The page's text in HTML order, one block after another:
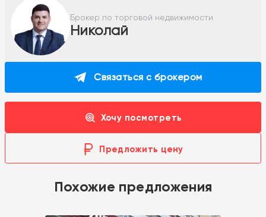
Брокер по торговой недвижимости
Николай
Связаться с брокером
Хочу посмотреть
Предложить цену
Похожие предложения